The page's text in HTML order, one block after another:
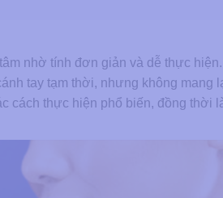
nhờ tính đơn giản và dễ thực hiện.
tay tạm thời, nhưng không mang
cách thực hiện phổ biến, đồng thời